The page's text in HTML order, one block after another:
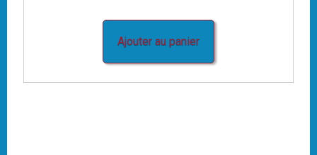
Ajouter au panier